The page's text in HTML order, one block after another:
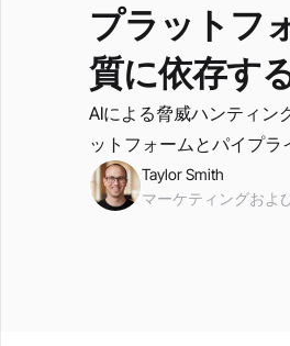
プラットフ
質に依存す
AIによる脅威ハンティン
ットフォームとパイプラ
Taylor Smith
マーケティングおよ